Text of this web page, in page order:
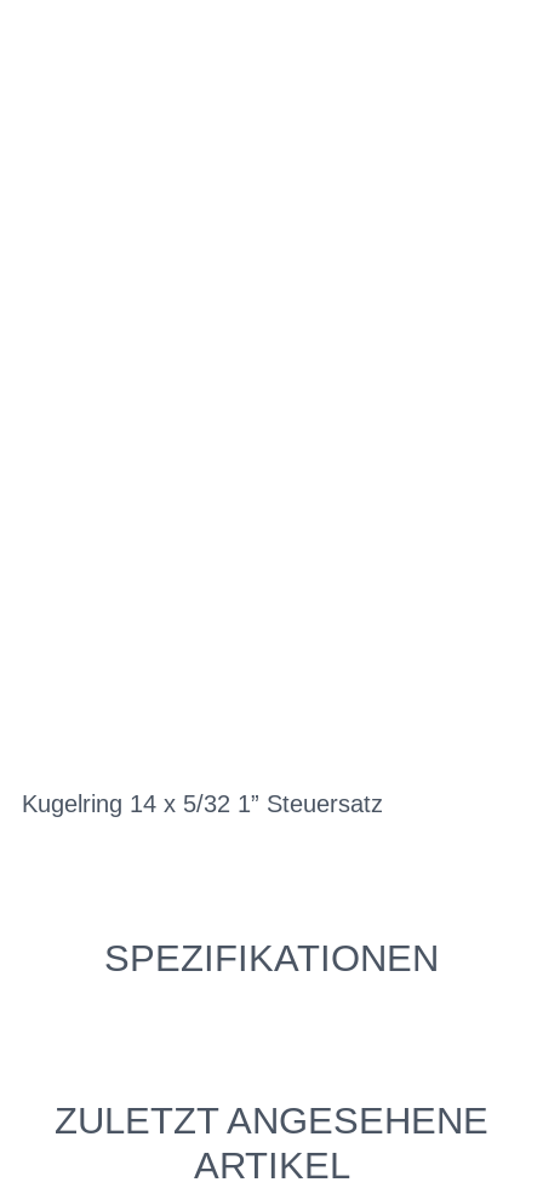
Kugelring 14 x 5/32 1” Steuersatz
SPEZIFIKATIONEN
ZULETZT ANGESEHENE
ARTIKEL